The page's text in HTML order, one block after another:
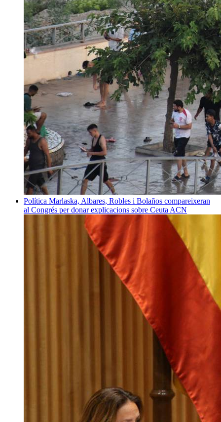
Política Marlaska, Albares, Robles i Bolaños compareixeran
al Congrés per donar explicacions sobre Ceuta ACN